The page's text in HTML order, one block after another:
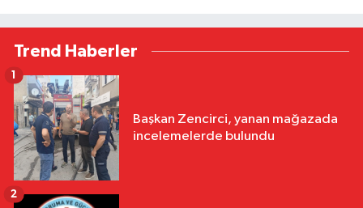
Trend Haberler
Başkan Zencirci, yanan mağazada
incelemelerde bulundu
1
2